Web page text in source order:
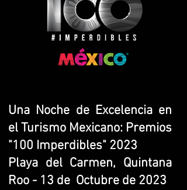
Una Noche de Excelencia en
el Turismo Mexicano: Premios
"100 Imperdibles" 2023
Playa del Carmen, Quintana
Roo - 13 de Octubre de 2023